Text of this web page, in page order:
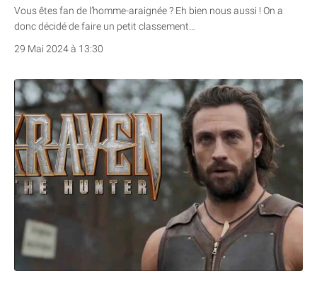
Vous êtes fan de l’homme-araignée ? Eh bien nous aussi ! On a
donc décidé de faire un petit classement…
29 Mai 2024 à 13:30